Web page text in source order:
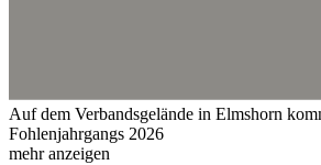
Auf dem Verbandsgelände in Elmshorn
Fohlenjahrgangs 2026
mehr anzeigen